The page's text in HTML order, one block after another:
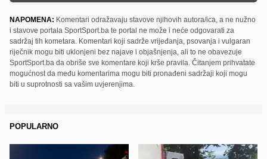
NAPOMENA: Komentari odražavaju stavove njihovih autora/ica, a ne nužno
i stavove portala SportSport.ba te portal ne može i neće odgovarati za
sadržaj tih kometara. Komentari koji sadrže vrijeđanja, psovanja i vulgaran
riječnik mogu biti uklonjeni bez najave i objašnjenja, ali to ne obavezuje
SportSport.ba da obriše sve komentare koji krše pravila. Čitanjem prihvatate
mogućnost da među komentarima mogu biti pronađeni sadržaji koji mogu
biti u suprotnosti sa vašim uvjerenjima.
POPULARNO